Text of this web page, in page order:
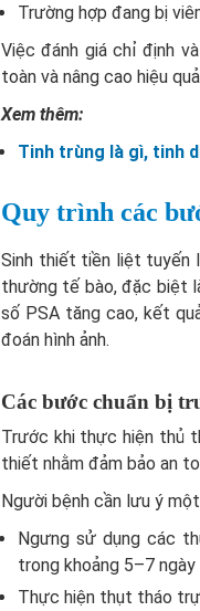
Trường hợp đang bị
Việc đánh giá chỉ định
toàn và nâng cao hiệu
Xem thêm:
Tinh trùng là gì, tinh
Quy trình các
Sinh thiết tiền liệt tuyến
thường tế bào, đặc biệt
số PSA tăng cao, kết
đoán hình ảnh.
Các bước chuẩn bị
Trước khi thực hiện thủ
thiết nhằm đảm bảo an
Người bệnh cần lưu ý
Ngưng sử dụng các
trong khoảng 5–7
Thực hiện thụt tháo